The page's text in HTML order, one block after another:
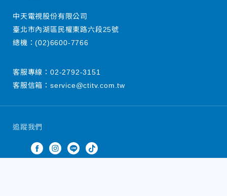
追蹤我們
中天電視股份有限公司
臺北市內湖區民權東路六段25號
總機：(02)6600-7766
客服專線： 02-2792-3151
客服信箱： service@ctitv.com.tw